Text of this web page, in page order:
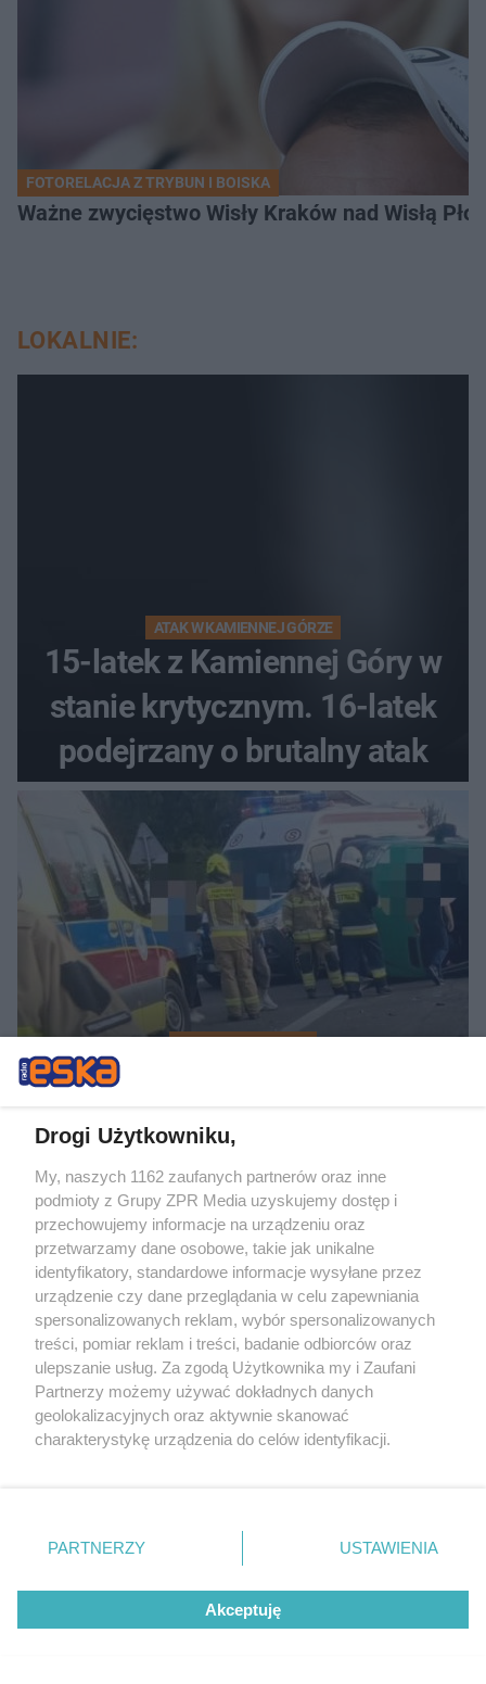
FOTORELACJA Z TRYBUN I BOISKA
Ważne zwycięstwo Wisły Kraków nad Wisłą
LOKALNIE:
ATAK W KAMIENNEJ GÓRZE
15-latek z Kamiennej Góry w
stanie krytycznym. 16-latek
podejrzany o brutalny atak
Zderzenie busa rejsowego i
osobówki w Pułankowicach.
Są poszkodowani
nami manipulować.
Naukowiec obala powielane
od lat mity na ich temat
Drogi Użytkowniku,
My, naszych 1162 zaufanych partnerów oraz inne
podmioty z Grupy ZPR Media uzyskujemy dostęp i
przechowujemy informacje na urządzeniu oraz
przetwarzamy dane osobowe, takie jak unikalne
identyfikatory, standardowe informacje wysyłane przez
urządzenie czy dane przeglądania w celu zapewniania
spersonalizowanych reklam, wybór spersonalizowanych
treści, pomiar reklam i treści, badanie odbiorców oraz
ulepszanie usług. Za zgodą Użytkownika my i Zaufani
Partnerzy możemy używać dokładnych danych
geolokalizacyjnych oraz aktywnie skanować
charakterystykę urządzenia do celów identyfikacji.
zmienić/wycofać klikając przycisk ustawień prywatności
znajdujący się w lewym dolnym rogu strony
rodzaje przetwarzania danych nie wymagają zgody
użytkownika, ale masz prawo sprzeciwić się takiemu
przetwarzaniu. Preferencje będą miały zastosowanie tylko
PARTNERZY USTAWIENIA
Akceptuję